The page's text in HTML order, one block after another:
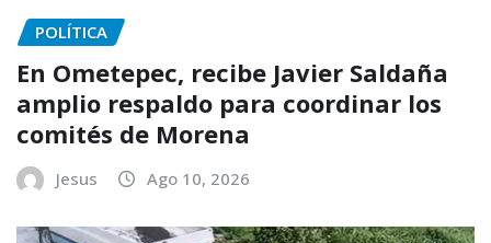
POLÍTICA
En Ometepec, recibe Javier Saldaña
amplio respaldo para coordinar los
comités de Morena
Jesus Ago 10, 2026